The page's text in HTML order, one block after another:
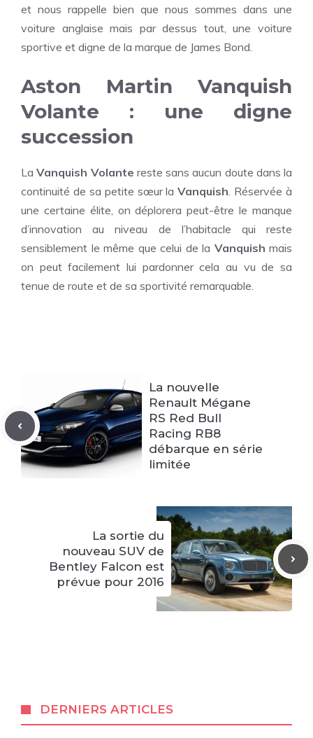
et nous rappelle bien que nous sommes dans une
voiture anglaise mais par dessus tout, une voiture
sportive et digne de la marque de James Bond.
Aston Martin Vanquish
Volante : une digne
succession
LaVanquish Volante reste sans aucun doute dans la
continuité de sa petite sœur laVanquish. Réservée à
une certaine élite, on déplorera peut-être le manque
d’innovation au niveau de l’habitacle qui reste
sensiblement le même que celui de la Vanquish mais
on peut facilement lui pardonner cela au vu de sa
tenue de route et de sa sportivité remarquable.
La nouvelle
Renault Mégane
RS Red Bull
Racing RB8
débarque en série
limitée
La sortie du
nouveau SUV de
Bentley Falcon est
prévue pour 2016
DERNIERS ARTICLES